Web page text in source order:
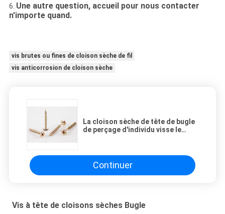
6. Une autre question, accueil pour nous contacter
n'importe quand.
vis brutes ou fines de cloison sèche de fil
vis anticorrosion de cloison sèche
La cloison sèche de tête de bugle
de perçage d'individu visse le
Continuer
Vis à tête de cloisons sèches Bugle